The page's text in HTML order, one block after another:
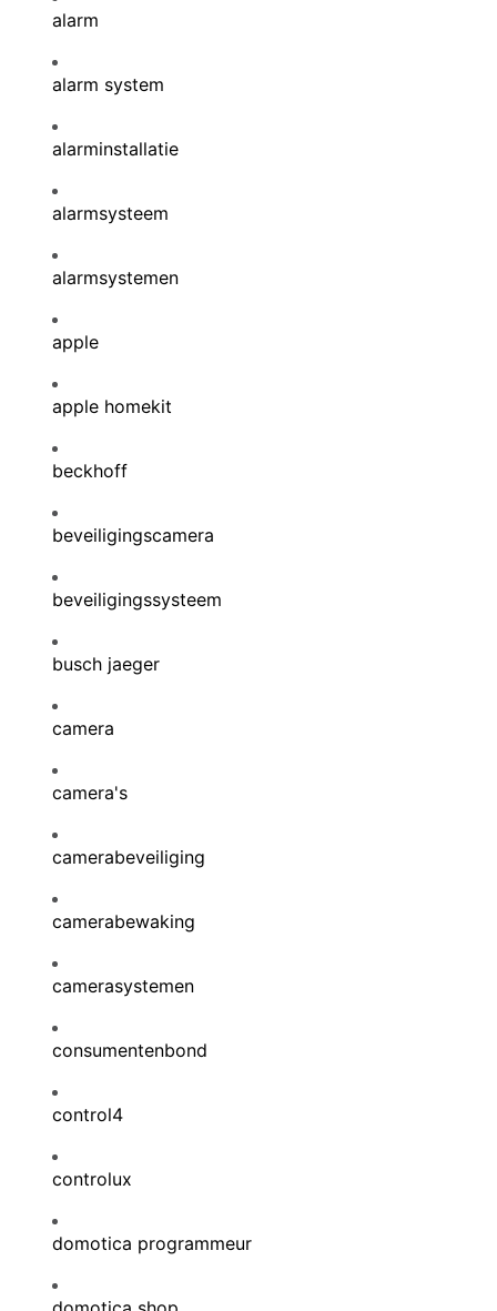
alarm
alarm system
alarminstallatie
alarmsysteem
alarmsystemen
apple
apple homekit
beckhoff
beveiligingscamera
beveiligingssysteem
busch jaeger
camera
camera's
camerabeveiliging
camerabewaking
camerasystemen
consumentenbond
control4
controlux
domotica programmeur